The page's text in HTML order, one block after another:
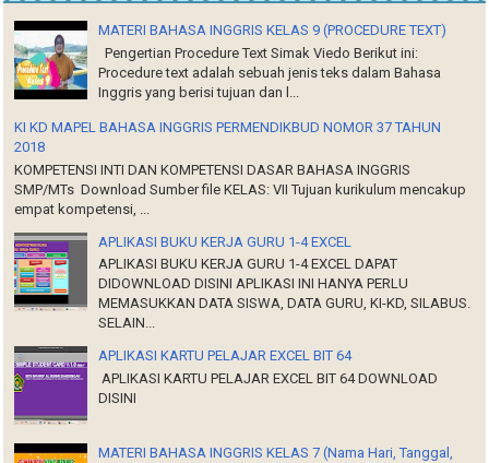
MATERI BAHASA INGGRIS KELAS 9 (PROCEDURE TEXT)
Pengertian Procedure Text Simak Viedo Berikut ini:
Procedure text adalah sebuah jenis teks dalam Bahasa
Inggris yang berisi tujuan dan l...
KI KD MAPEL BAHASA INGGRIS PERMENDIKBUD NOMOR 37 TAHUN
2018
KOMPETENSI INTI DAN KOMPETENSI DASAR BAHASA INGGRIS
SMP/MTs Download Sumber file KELAS: VII Tujuan kurikulum mencakup
empat kompetensi, ...
APLIKASI BUKU KERJA GURU 1-4 EXCEL
APLIKASI BUKU KERJA GURU 1-4 EXCEL DAPAT
DIDOWNLOAD DISINI APLIKASI INI HANYA PERLU
MEMASUKKAN DATA SISWA, DATA GURU, KI-KD, SILABUS.
SELAIN...
APLIKASI KARTU PELAJAR EXCEL BIT 64
APLIKASI KARTU PELAJAR EXCEL BIT 64 DOWNLOAD
DISINI
MATERI BAHASA INGGRIS KELAS 7 (Nama Hari, Tanggal,